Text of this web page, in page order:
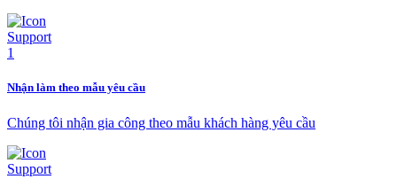
Nhận làm theo mẫu yêu cầu
Chúng tôi nhận gia công theo mẫu khách hàng yêu cầu